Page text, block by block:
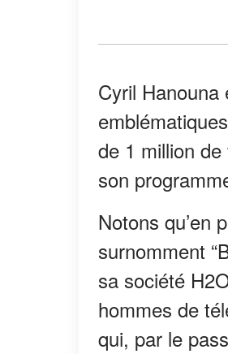
Cyril Hanouna
de 1 million
son
Notons qu’en
surnomment
sa société
hommes de
qui, par le